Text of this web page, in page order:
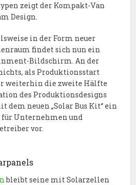
zeigt der Kompakt-Van
Design.
in der Form neuer
findet sich nun ein
Bildschirm. An der
als Produktionsstart
weiterhin die zweite Hälfte
des Produktionsdesigns
dem neuen „Solar Bus Kit“ ein
Unternehmen und
vor.
bleibt seine mit Solarzellen